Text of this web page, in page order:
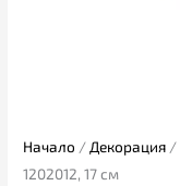
Начало / Декорация /
1202012, 17 см